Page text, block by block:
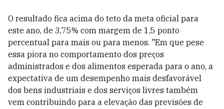
O resultado fica acima do teto da meta oficial para
este ano, de 3,75% com margem de 1,5 ponto
percentual para mais ou para menos. "Em que pese
essa piora no comportamento dos preços
administrados e dos alimentos esperada para o ano, a
expectativa de um desempenho mais desfavorável
dos bens industriais e dos serviços livres também
vem contribuindo para a elevação das previsões de